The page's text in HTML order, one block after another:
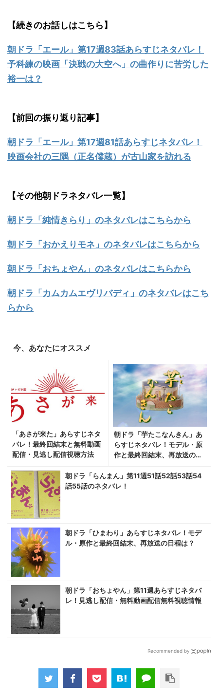
【続きのお話しはこちら】
朝ドラ「エール」第17週83話あらすじネタバレ！
予科練の映画「決戦の大空へ」の曲作りに苦労した
裕一は？
【前回の振り返り記事】
朝ドラ「エール」第17週81話あらすじネタバレ！
映画会社の三隅（正名僕蔵）が古山家を訪れる
【その他朝ドラネタバレ一覧】
朝ドラ「純情きらり」のネタバレはこちらから
朝ドラ「おかえりモネ」のネタバレはこちらから
朝ドラ「おちょやん」のネタバレはこちらから
朝ドラ「カムカムエヴリバディ」のネタバレはこち
らから
今、あなたにオススメ
「あさが来た」あらすじネタ
バレ！最終回結末と無料動画
配信・見逃し配信視聴方法
朝ドラ「芋たこなんきん」あ
らすじネタバレ！モデル・原
作と最終回結末、再放送の日
朝ドラ「らんまん」第11週51話52話53話54
話55話のネタバレ！
朝ドラ「ひまわり」あらすじネタバレ！モデ
ル・原作と最終回結末、再放送の日程は？
朝ドラ「おちょやん」第11週あらすじネタバ
レ！見逃し配信・無料動画配信無料視聴情報
Recommended by